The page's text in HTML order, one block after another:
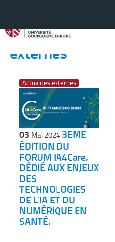
Toutes les
externes
Actualités externes
03 Mai 2024 3EME
ÉDITION DU
FORUM IA4Care,
DÉDIÉ AUX ENJEUX
DES
TECHNOLOGIES
DE L’IA ET DU
NUMÉRIQUE EN
SANTÉ.